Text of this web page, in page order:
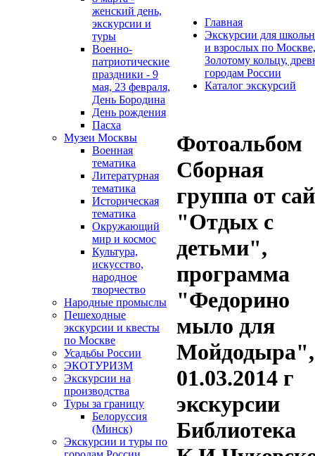
женский день,
экскурсии и
туры
Военно-
патриотические
праздники - 9
мая, 23 февраля,
День Бородина
День рождения
Пасха
Музеи Москвы
Военная
тематика
Литературная
тематика
Историческая
тематика
Окружающий
мир и космос
Культура,
искусство,
народное
творчество
Народные промыслы
Пешеходные
экскурсии и квесты
по Москве
Усадьбы России
ЭКОТУРИЗМ
Экскурсии на
производства
Туры за границу
Белоруссия
(Минск)
Экскурсии и туры по
Главная
Экскурсии для
и взрослых по Москве,
Золотому кольцу,
городам России
Каталог экскурсий
Фотоальбом
Сборная
группа от
"Отдых с
детьми",
программа
"Федорино
мыло для
Мойдодыра",
01.03.2014 г
экскурсии
Библиотека